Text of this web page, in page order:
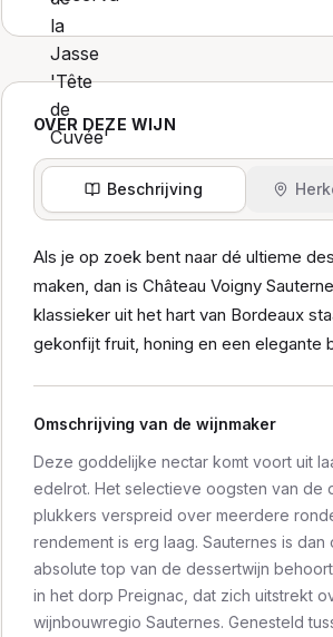
OVER DEZE WIJN
Beschrijving
Als je op zoek bent naar dé ultieme
maken, dan is Château Voigny
klassieker uit het hart van Bordeaux
gekonfijt fruit, honing en een elegante
Omschrijving van de wijnmaker
Deze goddelijke nectar komt voort uit
edelrot. Het selectieve oogsten van de
plukkers verspreid over meerdere
rendement is erg laag. Sauternes is
absolute top van de dessertwijn
in het dorp Preignac, dat zich uitstrekt
wijnbouwregio Sauternes. Genesteld